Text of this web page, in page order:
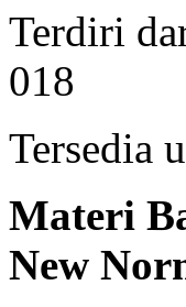
Terdiri
018
Tersedia
Materi
New